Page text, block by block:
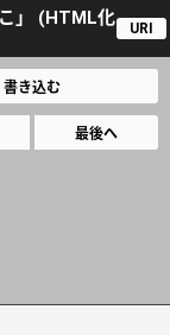
」 (HTML化
URI
書き込む
最後へ